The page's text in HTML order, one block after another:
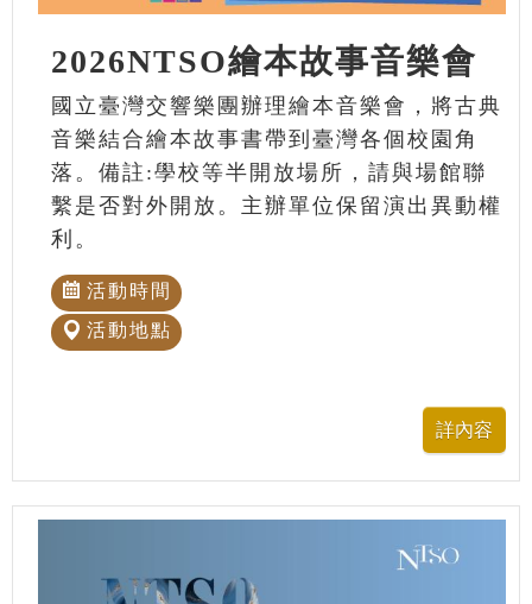
2026NTSO繪本故事音樂會
國立臺灣交響樂團辦理繪本音樂會，將古典
音樂結合繪本故事書帶到臺灣各個校園角
落。備註:學校等半開放場所，請與場館聯
繫是否對外開放。主辦單位保留演出異動權
利。
活動時間
活動地點